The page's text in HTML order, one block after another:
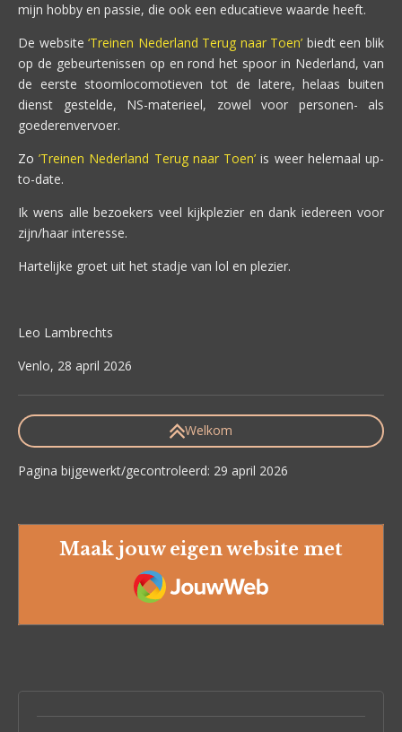
mijn hobby en passie, die ook een educatieve waarde heeft.
De website‘Treinen Nederland Terug naar Toen’ biedt een blik
op de gebeurtenissen op en rond het spoor in Nederland, van
de eerste stoomlocomotieven tot de latere, helaas buiten
dienst gestelde, NS-materieel, zowel voor personen- als
goederenvervoer.
Zo’Treinen Nederland Terug naar Toen’ is weer helemaal up-
to-date.
Ik wens alle bezoekers veel kijkplezier en dank iedereen voor
zijn/haar interesse.
Hartelijke groet uit het stadje van lol en plezier.
Leo Lambrechts
Venlo, 28 april 2026
Welkom
Pagina bijgewerkt/gecontroleerd: 29 april 2026
Maak jouw eigen website met
JouwWeb